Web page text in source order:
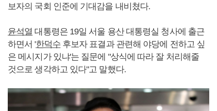
보자의 국회 인준에 기대감을 내비쳤다.
윤석열 대통령은 19일 서울 용산 대통령실 청사에 출근
하면서 '한덕수후보자 표결과 관련해 야당에 전하고 싶
은 메시지가 있냐'는 질문에 "상식에 따라 잘 처리해줄
것으로 생각하고 있다"고 말했다.